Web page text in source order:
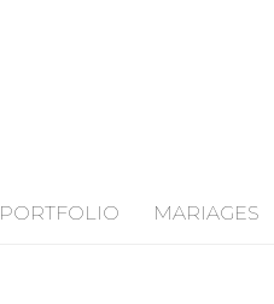
PORTFOLIO MARIAGES